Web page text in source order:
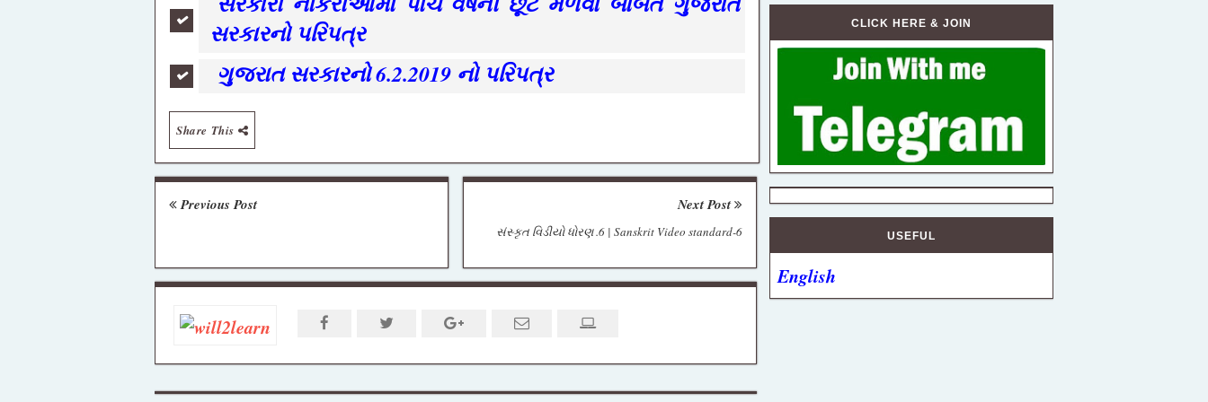
સરકારનો પરિપત્ર
ગુજરાત સરકારનો 6.2.2019 નો પરિપત્ર
Share This
Previous Post Next Post
સંસ્કૃત વિડીયો ધોરણ .6 | Sanskrit Video standard-6
CLICK HERE & JOIN
USEFUL
English